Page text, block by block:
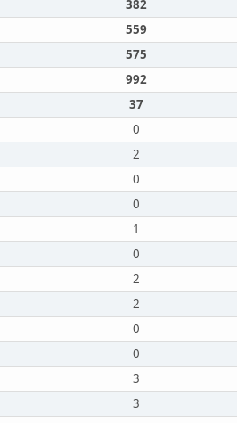
382
559
575
992
37
0
2
0
0
1
0
2
2
0
0
3
3